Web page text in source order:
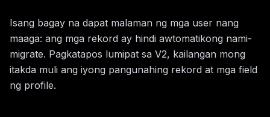
Isang bagay na dapat malaman ng mga user nang
maaga: ang mga rekord ay hindi awtomatikong nami-
migrate. Pagkatapos lumipat sa V2, kailangan mong
itakda muli ang iyong pangunahing rekord at mga field
ng profile.